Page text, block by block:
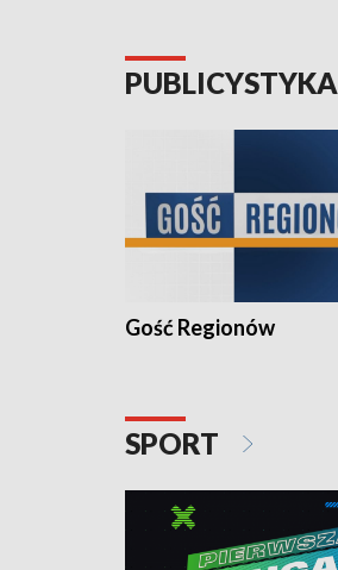
PUBLICYSTYKA
Gość Regionów
SPORT